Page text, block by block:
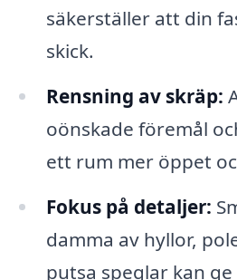
säkerställer att din
skick.
Rensning av skräp:
oönskade föremål
ett rum mer öppet
Fokus på detaljer:
damma av hyllor,
putsa speglar kan